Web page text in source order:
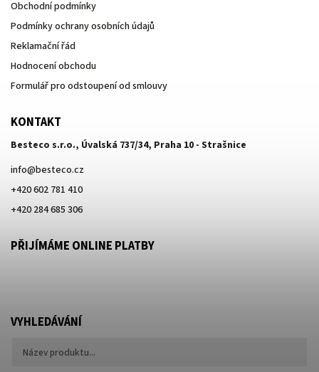
Obchodní podmínky
Podmínky ochrany osobních údajů
Reklamační řád
Hodnocení obchodu
Formulář pro odstoupení od smlouvy
KONTAKT
Besteco s.r.o., Úvalská 737/34, Praha 10 - Strašnice
info@besteco.cz
+420 602 781 410
+420 284 685 306
PŘIJÍMÁME ONLINE PLATBY
VYHLEDÁVÁNÍ